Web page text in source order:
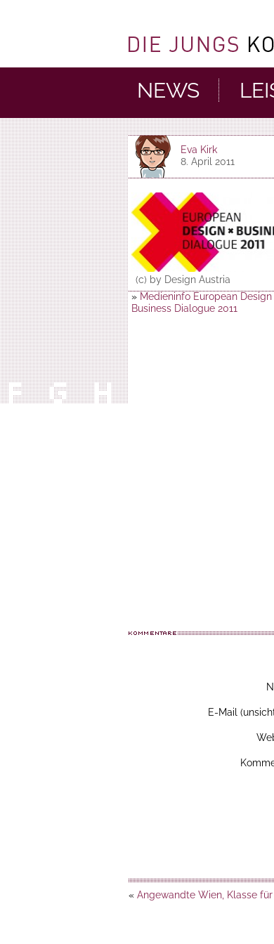
NEWS
Eva Kirk
8. April 2011
(c) by Design Austria
» Medieninfo European Design
Business Dialogue 2011
E-Mail
« Angewandte Wien, Klasse